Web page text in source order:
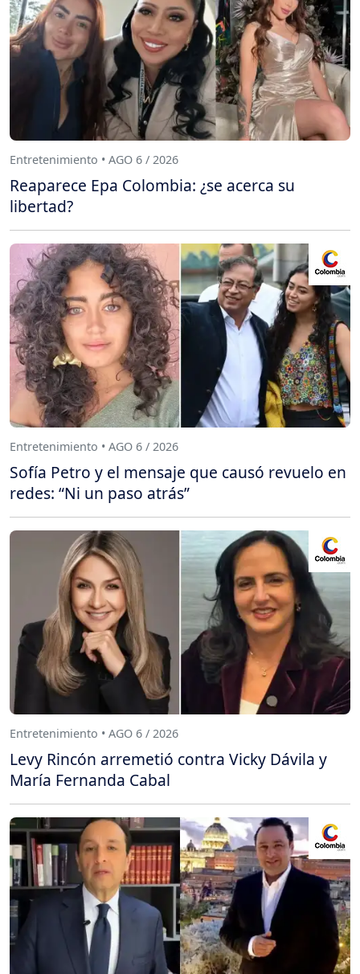
Entretenimiento • AGO 6 / 2026
Reaparece Epa Colombia: ¿se acerca su
libertad?
Entretenimiento • AGO 6 / 2026
Sofía Petro y el mensaje que causó revuelo en
redes: “Ni un paso atrás”
Entretenimiento • AGO 6 / 2026
Levy Rincón arremetió contra Vicky Dávila y
María Fernanda Cabal